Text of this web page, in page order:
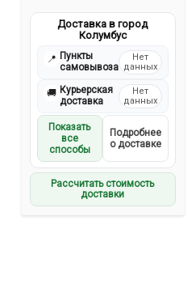
Доставка в город
Колумбус
📍 Пункты
самовывоза
Нет
данных
🚚 Курьерская
доставка
Нет
данных
Показать
все
способы
Подробнее
о доставке
Рассчитать стоимость
доставки